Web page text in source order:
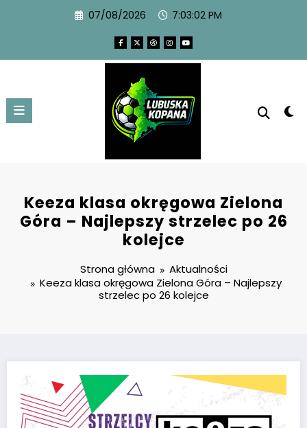
07/08/2026 7:03:03 PM
Keeza klasa okręgowa Zielona
Góra – Najlepszy strzelec po 26
kolejce
Strona główna
Aktualności
Keeza klasa okręgowa Zielona Góra – Najlepszy
strzelec po 26 kolejce